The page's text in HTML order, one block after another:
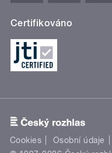
Certifikováno
Cookies Osobní údaje